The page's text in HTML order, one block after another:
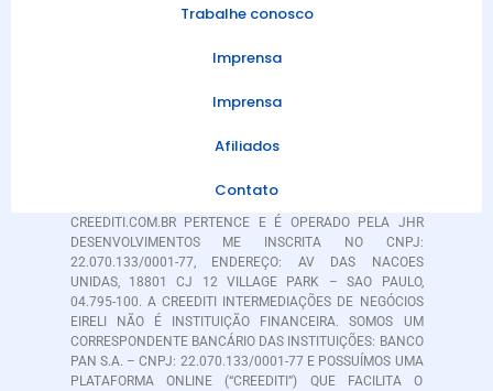
Trabalhe conosco
Imprensa
Imprensa
Afiliados
Contato
CREEDITI.COM.BR PERTENCE E É OPERADO PELA JHR
DESENVOLVIMENTOS ME INSCRITA NO CNPJ:
22.070.133/0001-77, ENDEREÇO: AV DAS NACOES
UNIDAS, 18801 CJ 12 VILLAGE PARK – SAO PAULO,
04.795-100. A CREEDITI INTERMEDIAÇÕES DE NEGÓCIOS
EIRELI NÃO É INSTITUIÇÃO FINANCEIRA. SOMOS UM
CORRESPONDENTE BANCÁRIO DAS INSTITUIÇÕES: BANCO
PAN S.A. – CNPJ: 22.070.133/0001-77 E POSSUÍMOS UMA
PLATAFORMA ONLINE (“CREEDITI”) QUE FACILITA O